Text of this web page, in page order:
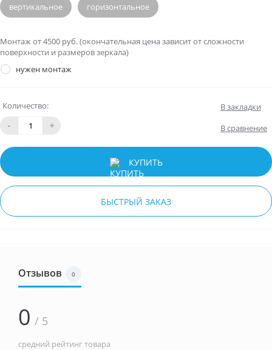
вертикальное горизонтальное
Монтаж от 4500 руб. (окончательная цена зависит от сложности
поверхности и размеров зеркала)
нужен монтаж
Количество:
-
+
В закладки
В сравнение
КУПИТЬ
БЫСТРЫЙ ЗАКАЗ
Отзывов 0
0 / 5
средний рейтинг товара